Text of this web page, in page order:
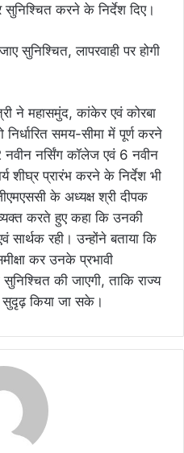
करने के निर्देश दिए।
ने महासमुंद, कांकेर एवं कोरबा
समय-सीमा में पूर्ण करने
नवीन नर्सिंग कॉलेज एवं 6 नवीन
शीघ्र प्रारंभ करने के निर्देश भी
के अध्यक्ष श्री दीपक
करते हुए कहा कि उनकी
रही। उन्होंने बताया कि
कर उनके प्रभावी
की जाएगी, ताकि राज्य
किया जा सके।